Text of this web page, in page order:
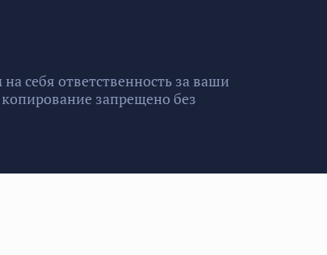
себя ответственность за ваши
запрещено без